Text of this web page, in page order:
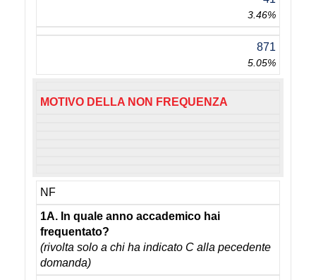
3.46%
871
5.05%
MOTIVO DELLA NON FREQUENZA
NF
1A. In quale anno accademico hai
frequentato?
(rivolta solo a chi ha indicato C alla pecedente
domanda)